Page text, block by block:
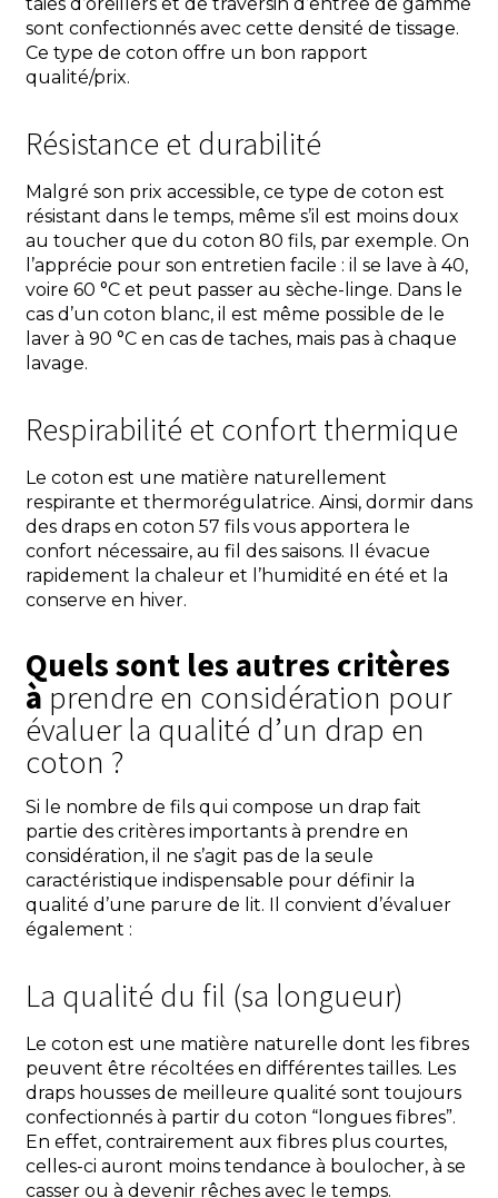
sont confectionnés avec cette densité de tissage.
Ce type de coton offre un bon rapport
qualité/prix.
Résistance et durabilité
Malgré son prix accessible, ce type de coton est
résistant dans le temps, même s’il est moins doux
au toucher que du coton 80 fils, par exemple. On
l’apprécie pour son entretien facile : il se lave à 40,
voire 60 °C et peut passer au sèche-linge. Dans le
cas d’un coton blanc, il est même possible de le
laver à 90 °C en cas de taches, mais pas à chaque
lavage.
Respirabilité et confort thermique
Le coton est une matière naturellement
respirante et thermorégulatrice. Ainsi, dormir dans
des draps en coton 57 fils vous apportera le
confort nécessaire, au fil des saisons. Il évacue
rapidement la chaleur et l’humidité en été et la
conserve en hiver.
Quels sont les autres critères
à prendre en considération pour
évaluer la qualité d’un drap en
coton ?
Si le nombre de fils qui compose un drap fait
partie des critères importants à prendre en
considération, il ne s’agit pas de la seule
caractéristique indispensable pour définir la
qualité d’une parure de lit. Il convient d’évaluer
également :
La qualité du fil (sa longueur)
Le coton est une matière naturelle dont les fibres
peuvent être récoltées en différentes tailles. Les
draps housses de meilleure qualité sont toujours
confectionnés à partir du coton “longues fibres”.
En effet, contrairement aux fibres plus courtes,
celles-ci auront moins tendance à boulocher, à se
casser ou à devenir rêches avec le temps.